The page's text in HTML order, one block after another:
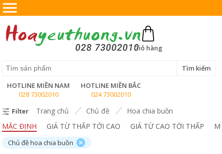
Tìm kiếm
HOTLINE MIỀN NAM
028 73002010
HOTLINE MIỀN BẮC
024 73002010
Giỏ hàng
Filter Trang chủ Chủ đề Hoa chia buồn
MẶC ĐỊNH GIÁ TỪ THẤP TỚI CAO GIÁ TỪ CAO TỚI THẤP
Chủ đề hoa chia buồn